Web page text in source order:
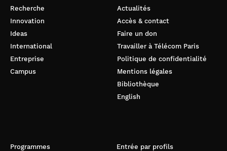
Recherche
Innovation
Ideas
International
Entreprise
Campus
Actualités
Accès & contact
Faire un don
Travailler à Télécom Paris
Politique de confidentialité
Mentions légales
Bibliothèque
English
Programmes Entrée par profils